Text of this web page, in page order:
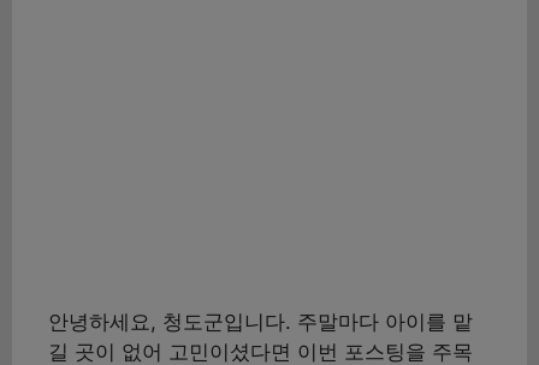
안녕하세요, 청도군입니다. 주말마다 아이를 맡
길 곳이 없어 고민이셨다면 이번 포스팅을 주목